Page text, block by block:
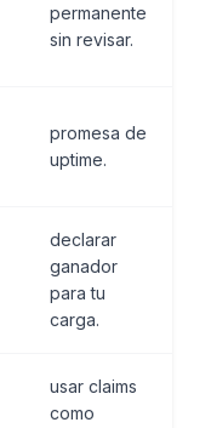
permanente
sin revisar.
promesa de
uptime.
declarar
ganador
para tu
carga.
usar claims
como